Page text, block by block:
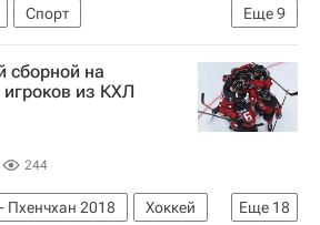
Еще9
Спорт
КХЛ 2025-2026
Авангард
Автомобилист
сборной на
из КХЛ
244
Еще 18
Пхенчхан 2018
Хоккей